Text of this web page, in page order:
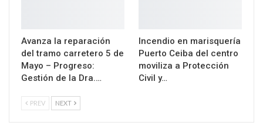
Avanza la reparación
del tramo carretero 5 de
Mayo – Progreso:
Gestión de la Dra.…
Incendio en marisquería
Puerto Ceiba del centro
moviliza a Protección
Civil y…
PREV NEXT